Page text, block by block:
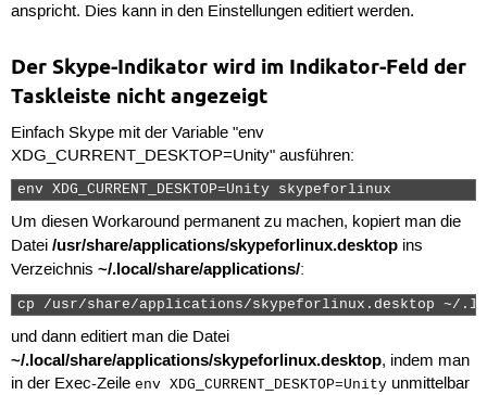
anspricht. Dies kann in den Einstellungen editiert werden.
Der Skype-Indikator wird im Indikator-Feld der
Taskleiste nicht angezeigt
Einfach Skype mit der Variable "env
XDG_CURRENT_DESKTOP=Unity" ausführen:
env XDG_CURRENT_DESKTOP=Unity skypeforlinux
Um diesen Workaround permanent zu machen, kopiert man die
Datei /usr/share/applications/skypeforlinux.desktopins
Verzeichnis ~/.local/share/applications/:
cp /usr/share/applications/skypeforlinux.desktop ~/
und dann editiert man die Datei
~/.local/share/applications/skypeforlinux.desktop, indem man
in der Exec-Zeile env XDG_CURRENT_DESKTOP=Unityunmittelbar